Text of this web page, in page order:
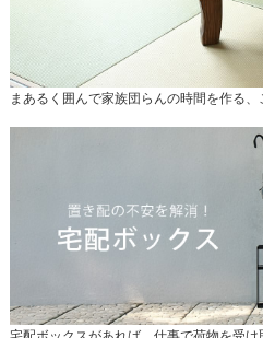
まあるく囲んで家族団らんの時間を作る、